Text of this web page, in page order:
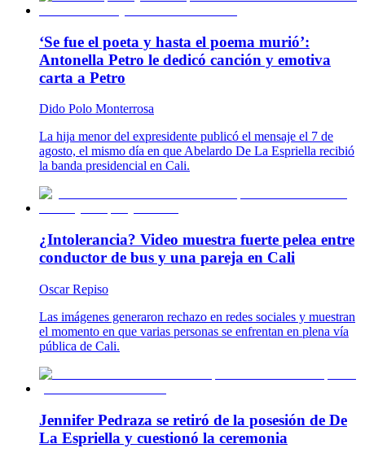
‘Se fue el poeta y hasta el poema murió’:
Antonella Petro le dedicó canción y emotiva
carta a Petro
Dido Polo Monterrosa
La hija menor del expresidente publicó el mensaje el 7 de
agosto, el mismo día en que Abelardo De La Espriella recibió
la banda presidencial en Cali.
¿Intolerancia? Video muestra fuerte pelea entre
conductor de bus y una pareja en Cali
Oscar Repiso
Las imágenes generaron rechazo en redes sociales y muestran
el momento en que varias personas se enfrentan en plena vía
pública de Cali.
Jennifer Pedraza se retiró de la posesión de De
La Espriella y cuestionó la ceremonia